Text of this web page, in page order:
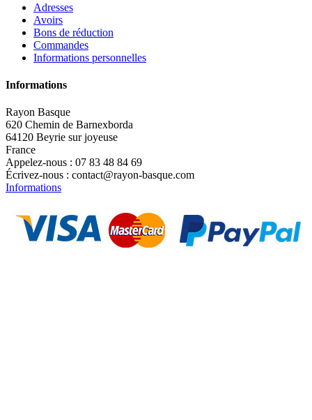
Adresses
Avoirs
Bons de réduction
Commandes
Informations personnelles
Informations
Rayon Basque
620 Chemin de Barnexborda
64120 Beyrie sur joyeuse
France
Appelez-nous : 07 83 48 84 69
Écrivez-nous : contact@rayon-basque.com
Informations